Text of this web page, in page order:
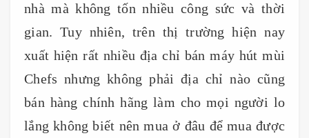
nhà mà không tốn nhiều công sức và thời
gian. Tuy nhiên, trên thị trường hiện nay
xuất hiện rất nhiều địa chỉ bán máy hút mùi
Chefs nhưng không phải địa chỉ nào cũng
bán hàng chính hãng làm cho mọi người lo
lắng không biết nên mua ở đâu để mua được